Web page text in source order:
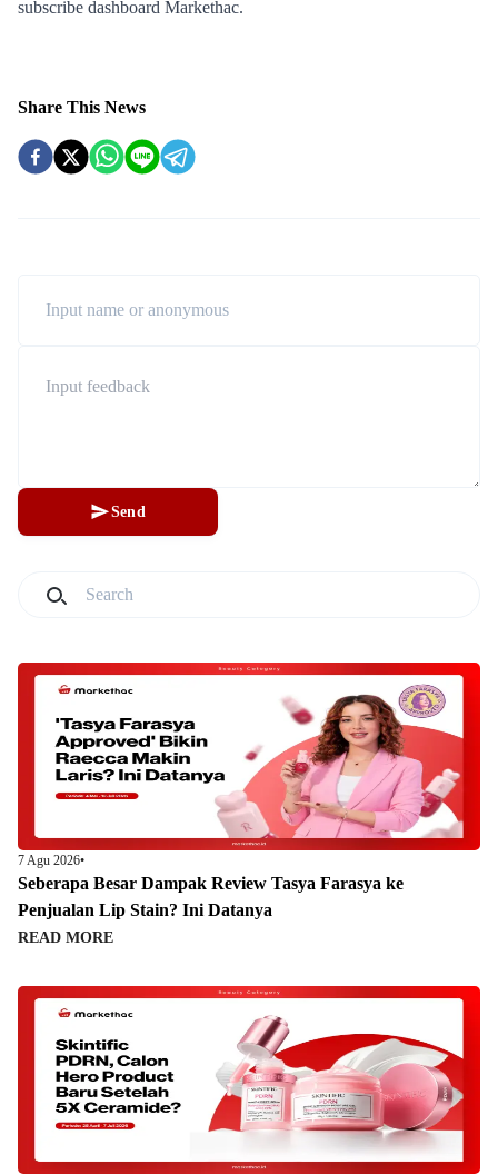
Share This News
Send
7 Agu 2026•
Seberapa Besar Dampak Review Tasya Farasya ke
Penjualan Lip Stain? Ini Datanya
READ MORE